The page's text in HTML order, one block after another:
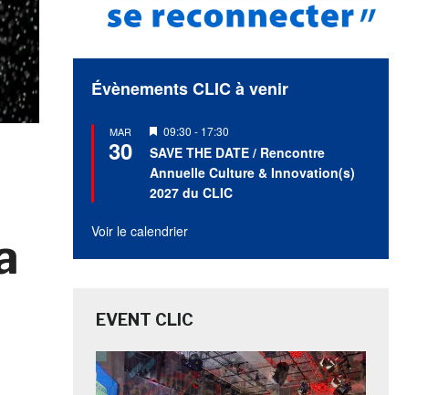
Évènements CLIC à venir
MAR
30
Mis
en
avant
09:30 - 17:30
SAVE THE DATE / Rencontre
Annuelle Culture & Innovation(s)
2027 du CLIC
Voir le calendrier
EVENT CLIC